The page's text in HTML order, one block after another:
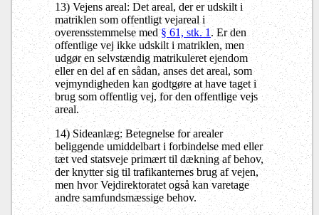
13) Vejens areal: Det areal, der er udskilt i
matriklen som offentligt vejareal i
overensstemmelse med§ 61, stk. 1. Er den
offentlige vej ikke udskilt i matriklen, men
udgør en selvstændig matrikuleret ejendom
eller en del af en sådan, anses det areal, som
vejmyndigheden kan godtgøre at have taget i
brug som offentlig vej, for den offentlige vejs
areal.
14) Sideanlæg: Betegnelse for arealer
beliggende umiddelbart i forbindelse med eller
tæt ved statsveje primært til dækning af behov,
der knytter sig til trafikanternes brug af vejen,
men hvor Vejdirektoratet også kan varetage
andre samfundsmæssige behov.